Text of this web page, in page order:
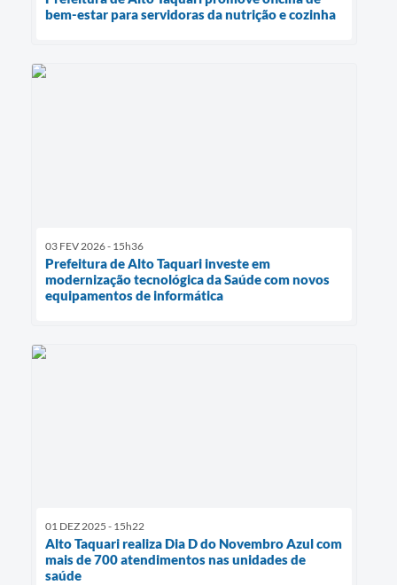
bem-estar para servidoras da nutrição e cozinha
03 FEV 2026 - 15h36
Prefeitura de Alto Taquari investe em
modernização tecnológica da Saúde com novos
equipamentos de informática
01 DEZ 2025 - 15h22
Alto Taquari realiza Dia D do Novembro Azul com
mais de 700 atendimentos nas unidades de
saúde